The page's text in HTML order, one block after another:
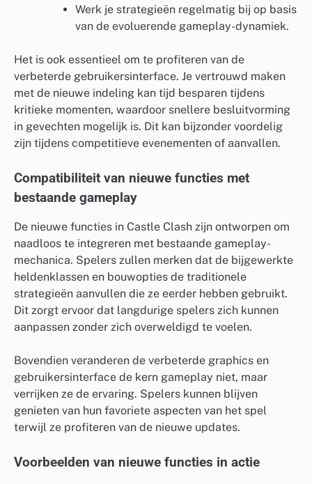
Werk je strategieën regelmatig bij op basis
van de evoluerende gameplay-dynamiek.
Het is ook essentieel om te profiteren van de
verbeterde gebruikersinterface. Je vertrouwd maken
met de nieuwe indeling kan tijd besparen tijdens
kritieke momenten, waardoor snellere besluitvorming
in gevechten mogelijk is. Dit kan bijzonder voordelig
zijn tijdens competitieve evenementen of aanvallen.
Compatibiliteit van nieuwe functies met
bestaande gameplay
De nieuwe functies in Castle Clash zijn ontworpen om
naadloos te integreren met bestaande gameplay-
mechanica. Spelers zullen merken dat de bijgewerkte
heldenklassen en bouwopties de traditionele
strategieën aanvullen die ze eerder hebben gebruikt.
Dit zorgt ervoor dat langdurige spelers zich kunnen
aanpassen zonder zich overweldigd te voelen.
Bovendien veranderen de verbeterde graphics en
gebruikersinterface de kern gameplay niet, maar
verrijken ze de ervaring. Spelers kunnen blijven
genieten van hun favoriete aspecten van het spel
terwijl ze profiteren van de nieuwe updates.
Voorbeelden van nieuwe functies in actie